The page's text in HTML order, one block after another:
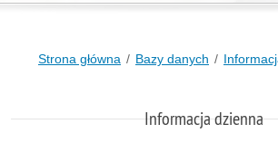
Strona główna Bazy danych
Informacja dzienna